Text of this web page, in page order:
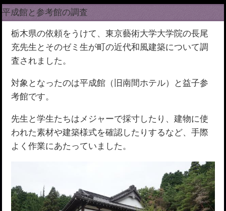
平成館と参考館の調査
栃木県の依頼をうけて、東京藝術大学大学院の長尾
充先生とそのゼミ生が町の近代和風建築について調
査されました。
対象となったのは平成館（旧南間ホテル）と益子参
考館です。
先生と学生たちはメジャーで採寸したり、建物に使
われた素材や建築様式を確認したりするなど、手際
よく作業にあたっていました。